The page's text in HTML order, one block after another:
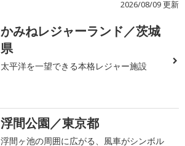
2026/08/09 更新
かみねレジャーランド／茨城
県
太平洋を一望できる本格レジャー施設
浮間公園／東京都
浮間ヶ池の周囲に広がる、風車がシンボル